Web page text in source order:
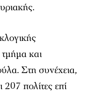
τμήμα και
Στη συνέχεια,
πολίτες επί